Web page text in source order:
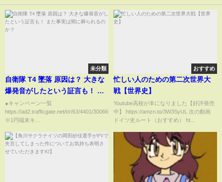
未分類
自衛隊 T4 墜落 原因は？ 大きな
爆発音がしたという証言も！ ま
た事実は闇に葬られるのか？
●キャンペーン一覧
https://ad2.trafficgate.net/t/r/63/4401/300666_375568
※1円端末キ...
おすすめ
忙しい人のための第二次世界大
戦【世界史】
Youtube高校が本になりました【好評発売
中】 https://amzn.to/3W3SyUL 次の動画
ドイツ史ルート（おすすめ） ht...